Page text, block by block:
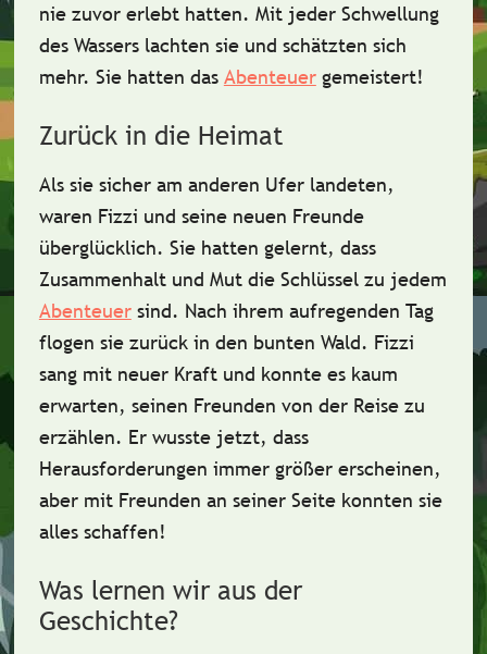
nie zuvor erlebt hatten. Mit jeder Schwellung
des Wassers lachten sie und schätzten sich
mehr. Sie hatten das Abenteuergemeistert!
Zurück in die Heimat
Als sie sicher am anderen Ufer landeten,
waren Fizzi und seine neuen Freunde
überglücklich. Sie hatten gelernt, dass
Zusammenhaltund Mutdie Schlüssel zu jedem
Abenteuersind. Nach ihrem aufregenden Tag
flogen sie zurück in den bunten Wald. Fizzi
sang mit neuer Kraft und konnte es kaum
erwarten, seinen Freunden von der Reise zu
erzählen. Er wusste jetzt, dass
Herausforderungen immer größer erscheinen,
aber mit Freunden an seiner Seite konnten sie
alles schaffen!
Was lernen wir aus der
Geschichte?